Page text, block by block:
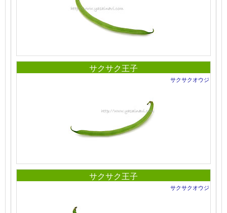
サクサク王子
サクサクオウジ
サクサク王子
サクサクオウジ